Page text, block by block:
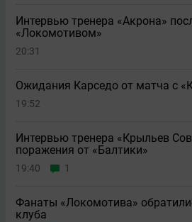
Интервью тренера «Акрона»
«Локомотивом»
20:31
Ожидания Карседо от матча с
19:52
Интервью тренера «Крыльев
поражения от «Балтики»
19:40 1
Фанаты «Локомотива»
клуба